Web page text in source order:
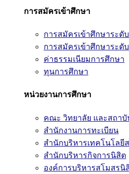
การสมัครเข้าศึกษา
การสมัครเข้าศึกษาระ
การสมัครเข้าศึกษาระ
ค่าธรรมเนียมการศึกษา
ทุนการศึกษา
หน่วยงานการศึกษา
คณะ วิทยาลัย และสถาบั
สำนักงานการทะเบียน
สำนักบริหารเทคโนโลยี
สำนักบริหารกิจการนิสิต
องค์การบริหารสโมสรนิ